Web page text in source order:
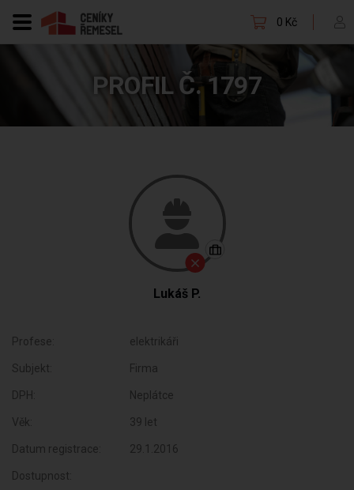
0 Kč
PROFIL Č. 1797
Lukáš P.
Profese: elektrikáři
Subjekt: Firma
DPH: Neplátce
Věk: 39 let
Datum registrace: 29.1.2016
Dostupnost: